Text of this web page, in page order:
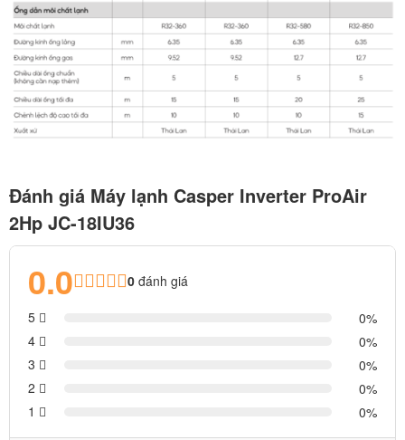
Đánh giá Máy lạnh Casper Inverter ProAir
2Hp JC-18IU36
0.0 0 đánh giá
5
0
4
0
3
0
2
0
1
0